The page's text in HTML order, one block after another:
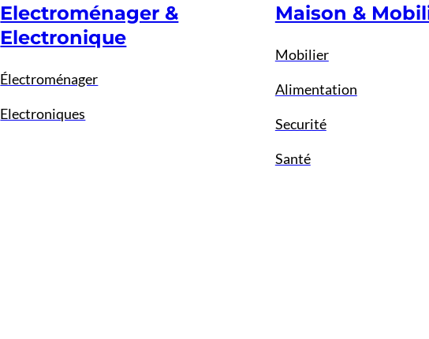
Electroménager &
Electronique
Électroménager
Electroniques
Maison &
Mobilier
Alimentation
Securité
Santé